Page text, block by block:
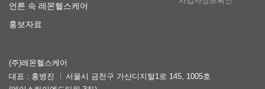
언론 속 레몬헬스케어
홍보자료
(주)레몬헬스케어
대표 : 홍병진
서울시 금천구 가산디지털1로 145, 1005호